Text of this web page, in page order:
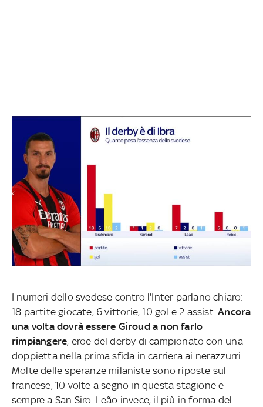
I numeri dello svedese contro l'Inter parlano chiaro:
18 partite giocate, 6 vittorie, 10 gol e 2 assist.Ancora
una volta dovrà essere Giroud a non farlo
rimpiangere, eroe del derby di campionato con una
doppietta nella prima sfida in carriera ai nerazzurri.
Molte delle speranze milaniste sono riposte sul
francese, 10 volte a segno in questa stagione e
sempre a San Siro. Leão invece, il più in forma del